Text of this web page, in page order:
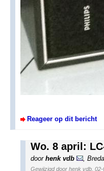
Reageer op dit bericht
Wo. 8 april:
door henk vdb Breda
Gewijzigd door henk vdb,